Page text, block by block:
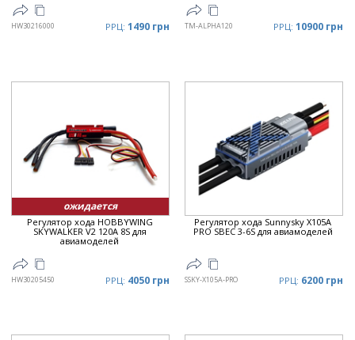
HW30216000 РРЦ: 1490 грн TM-ALPHA120 РРЦ: 10900 грн
ожидается
Регулятор хода HOBBYWING
SKYWALKER V2 120A 8S для
авиамоделей
HW30205450 РРЦ: 4050 грн
Регулятор хода Sunnysky X105A
PRO SBEC 3-6S для авиамоделей
SSKY-X105A-PRO РРЦ: 6200 грн